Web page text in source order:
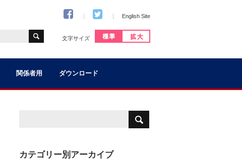
English Site
文字サイズ
関係者用 ダウンロード
カテゴリー別アーカイブ